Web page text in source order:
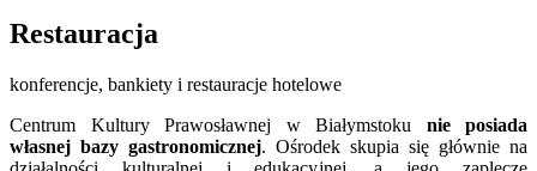
Restauracja
konferencje, bankiety i restauracje hotelowe
Centrum Kultury Prawosławnej w Białymstoku nie posiada
własnej bazy gastronomicznej. Ośrodek skupia się głównie na